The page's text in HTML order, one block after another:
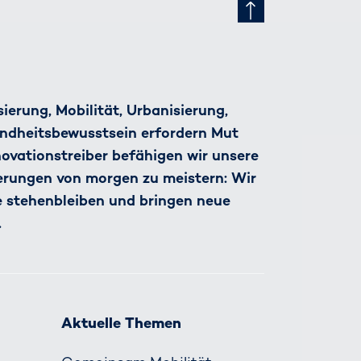
Mobilität, Urbanisierung,
erfordern Mut
befähigen wir unsere
von morgen zu meistern: Wir
stehenbleiben und bringen neue
Aktuelle Themen